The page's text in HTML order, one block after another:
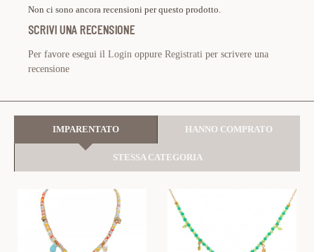
Non ci sono ancora recensioni per questo prodotto.
SCRIVI UNA RECENSIONE
Per favore esegui il Login oppure Registrati per scrivere una
recensione
IMPARENTATO HANNO COMPRATO
STESSA CATEGORIA